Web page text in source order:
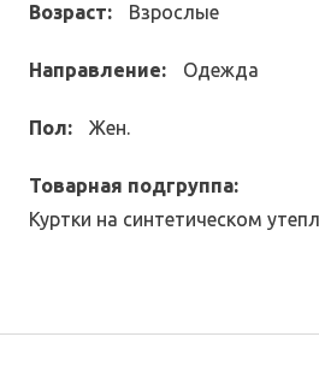
Возраст: Взрослые
Направление: Одежда
Пол: Жен.
Товарная подгруппа:
Куртки на синтетическом